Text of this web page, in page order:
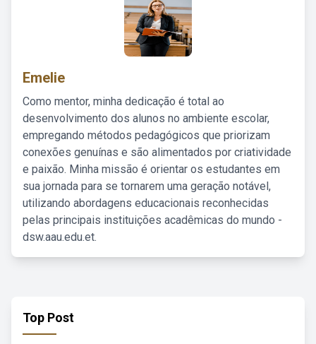
Emelie
Como mentor, minha dedicação é total ao
desenvolvimento dos alunos no ambiente escolar,
empregando métodos pedagógicos que priorizam
conexões genuínas e são alimentados por criatividade
e paixão. Minha missão é orientar os estudantes em
sua jornada para se tornarem uma geração notável,
utilizando abordagens educacionais reconhecidas
pelas principais instituições acadêmicas do mundo -
dsw.aau.edu.et.
Top Post